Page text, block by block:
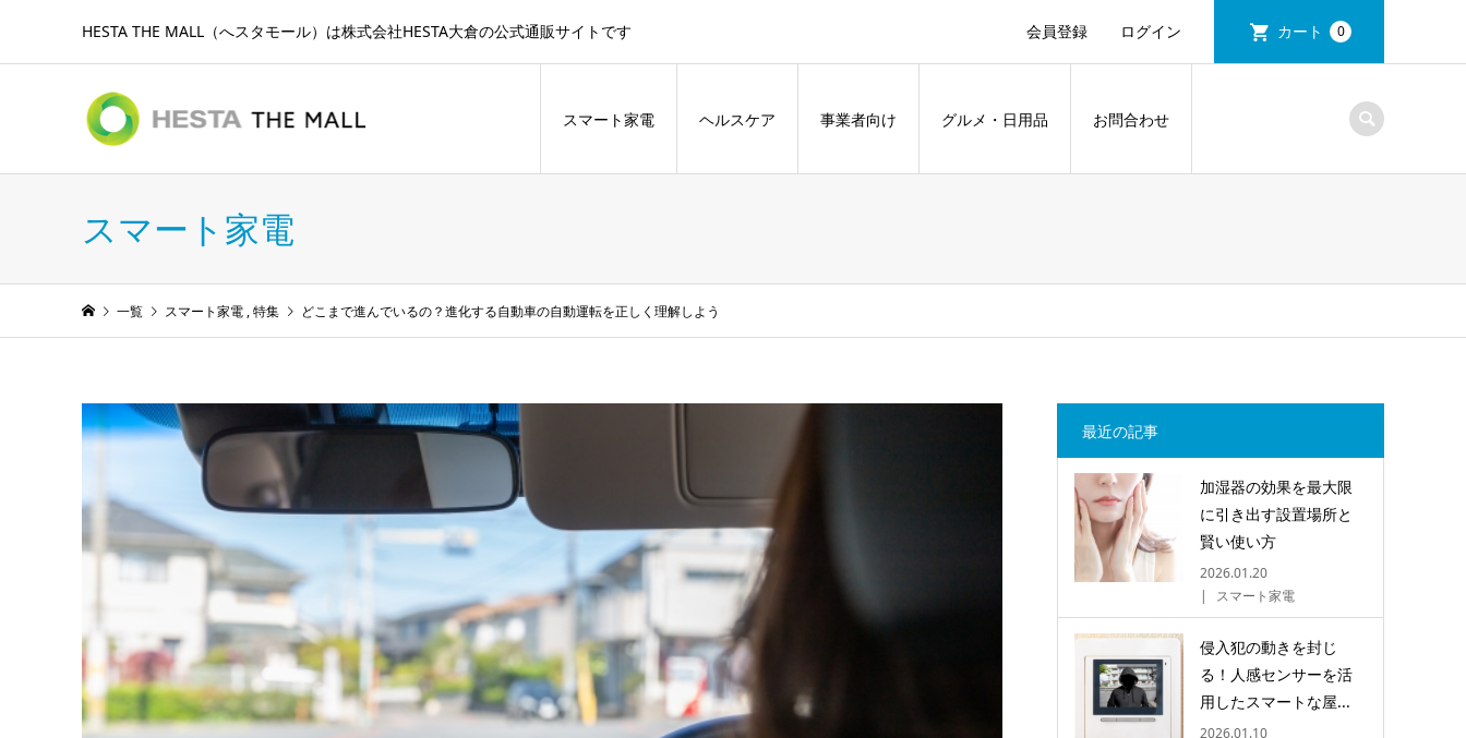
HESTA THE MALL（へスタモール）は株式会社HESTA大倉の公式通販サイトです 会員登録 ログイン カート 0
スマート家電 ヘルスケア 事業者向け グルメ・日用品 お問合わせ
スマート家電
一覧 スマート家電 ,特集 どこまで進んでいるの？進化する自動車の自動運転を正しく理解しよう
最近の記事
加湿器の効果を最大限
に引き出す設置場所と
賢い使い方
2026.01.20
スマート家電
侵入犯の動きを封じ
る！人感センサーを活
用したスマートな屋...
2026.01.10